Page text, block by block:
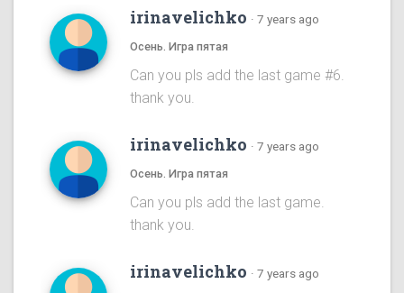
irinavelichko · 7 years ago
Осень. Игра пятая
Can you pls add the last game #6.
thank you.
irinavelichko · 7 years ago
Осень. Игра пятая
Can you pls add the last game.
thank you.
irinavelichko · 7 years ago